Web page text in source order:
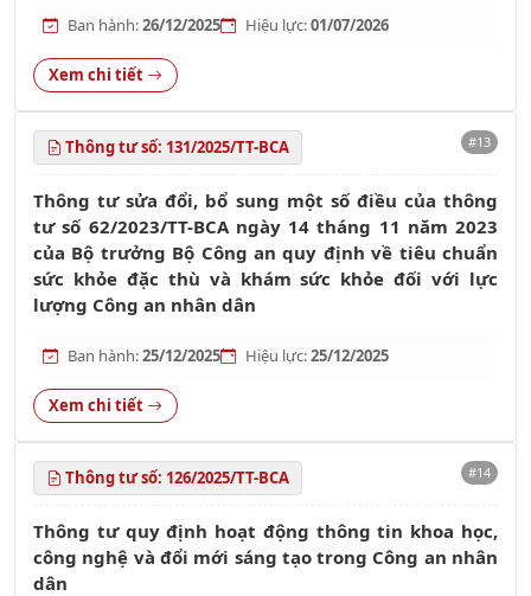
Ban hành:26/12/2025 Hiệu lực:01/07/2026
Xem chi tiết
Thông tư số: 131/2025/TT-BCA #13
Thông tư sửa đổi, bổ sung một số điều của thông
tư số 62/2023/TT-BCA ngày 14 tháng 11 năm 2023
của Bộ trưởng Bộ Công an quy định về tiêu chuẩn
sức khỏe đặc thù và khám sức khỏe đối với lực
lượng Công an nhân dân
Ban hành:25/12/2025 Hiệu lực:25/12/2025
Xem chi tiết
Thông tư số: 126/2025/TT-BCA #14
Thông tư quy định hoạt động thông tin khoa học,
công nghệ và đổi mới sáng tạo trong Công an nhân
dân